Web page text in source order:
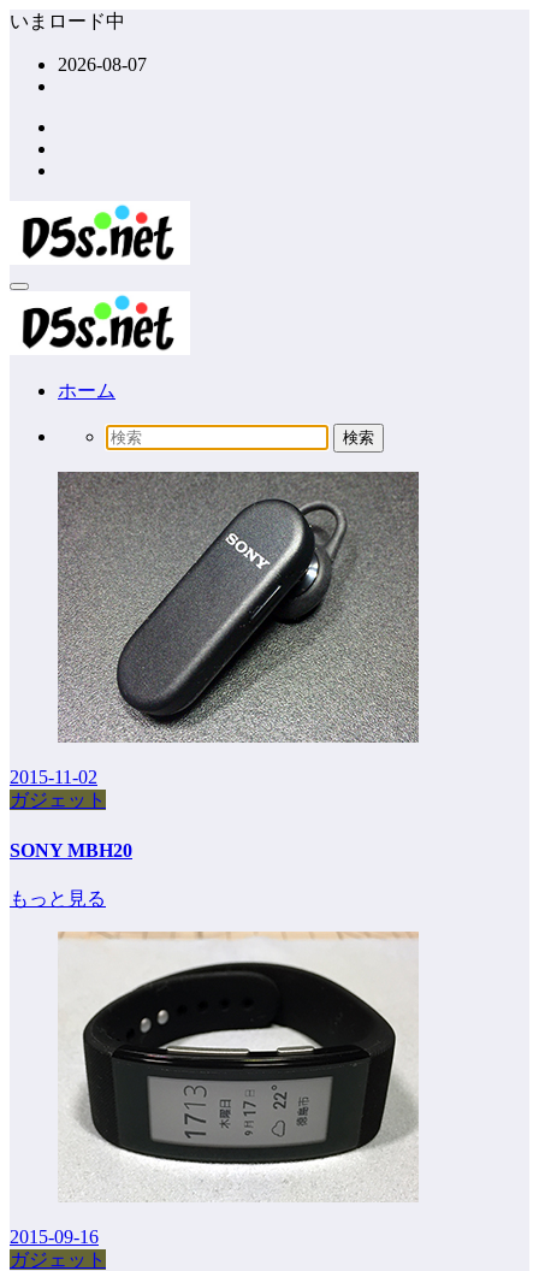
コ
ッ
プ
いまロード中
2026-08-07
ホーム
2015-11-02
ガジェット
SONY MBH20
もっと見る
2015-09-16
ガジェット